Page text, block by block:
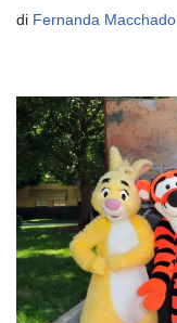
di Fernanda Macchado